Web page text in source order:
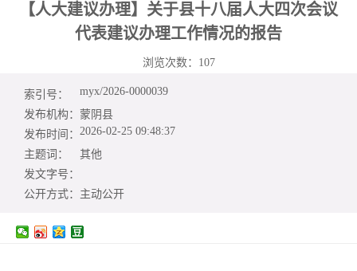
【人大建议办理】关于县十八届人大四次会议
代表建议办理工作情况的报告
浏览次数： 107
索引号：
myx/2026-0000039
发布机构： 蒙阴县
发布时间： 2026-02-25 09:48:37
主题词：
其他
发文字号：
公开方式： 主动公开